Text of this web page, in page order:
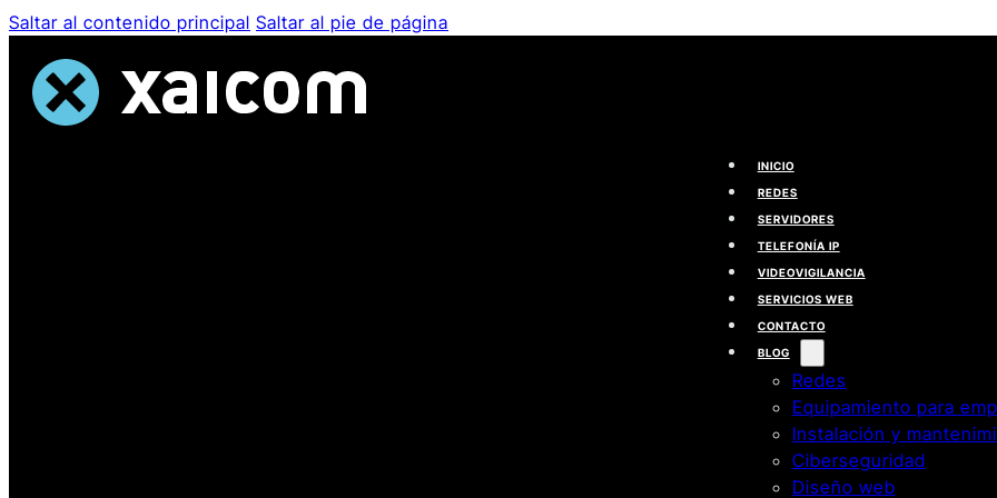
Saltar al contenido principal Saltar al pie de página
INICIO
REDES
SERVIDORES
TELEFONÍA IP
VIDEOVIGILANCIA
SERVICIOS WEB
CONTACTO
BLOG
Redes
Equipamiento para
Instalación y
Ciberseguridad
Diseño web